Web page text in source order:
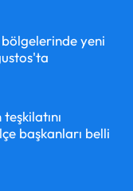
yeni
başkanları belli